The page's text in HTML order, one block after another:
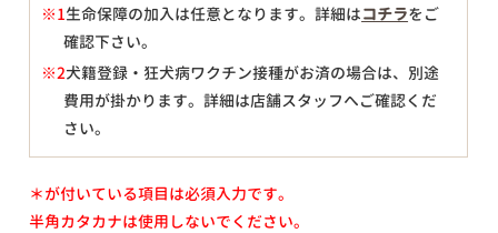
※1生命保障の加入は任意となります。詳細はコチラをご
確認下さい。
※2犬籍登録・狂犬病ワクチン接種がお済の場合は、別途
費用が掛かります。詳細は店舗スタッフへご確認くだ
さい。
＊が付いている項目は必須入力です。
半角カタカナは使用しないでください。